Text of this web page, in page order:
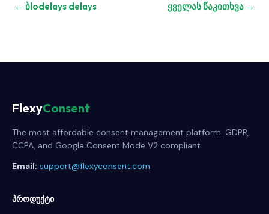
← ბlodelays delays ყველას წაკითხვა →
FlexyConsent
The most affordable consent management platform. GDPR,
CCPA, and Google Consent Mode V2 compliant.
Email: support@flexyconsent.com
პროდუქტი